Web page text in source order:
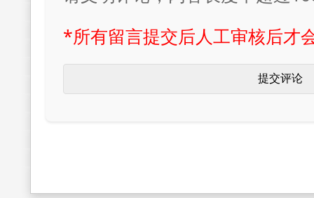
*所有留言提交后人工审核后才